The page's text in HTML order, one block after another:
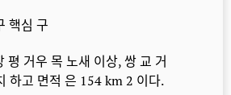
심 구
거우 목 노새 이상, 쌍 교 거
하고 면적 은 154 km 2 이다.